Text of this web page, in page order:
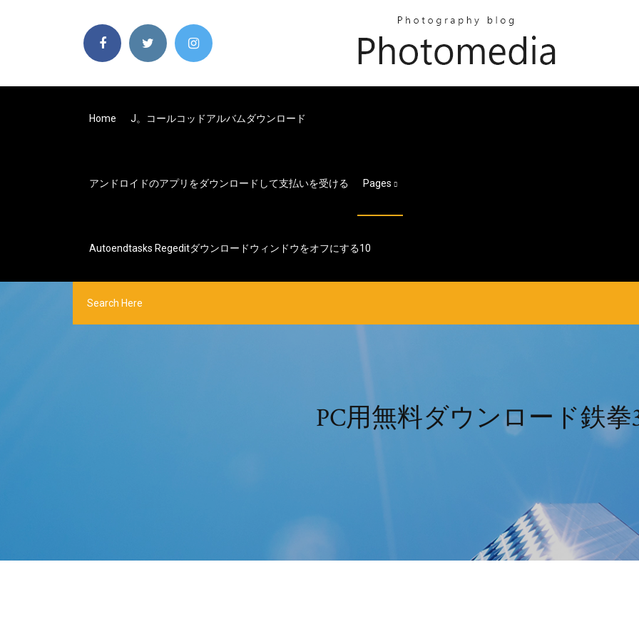
Home J。コールコッドアルバムダウンロード
アンドロイドのアプリをダウンロードして支払いを受ける Pages
Autoendtasks Regeditダウンロードウィンドウをオフにする10
PC用無料ダウンロード鉄拳